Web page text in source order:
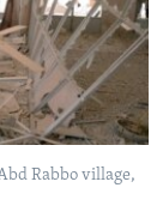
Rabbo village,